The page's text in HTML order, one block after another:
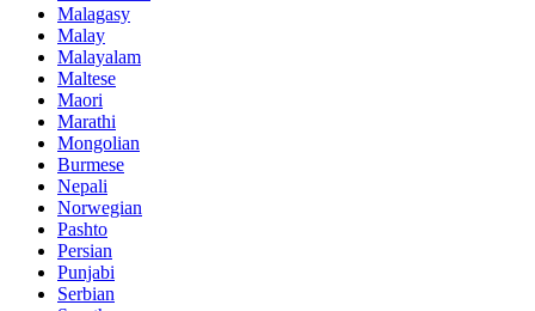
Malagasy
Malay
Malayalam
Maltese
Maori
Marathi
Mongolian
Burmese
Nepali
Norwegian
Pashto
Persian
Punjabi
Serbian